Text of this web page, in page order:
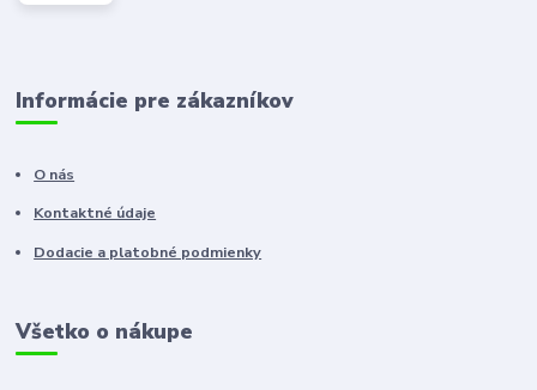
Informácie pre zákazníkov
O nás
Kontaktné údaje
Dodacie a platobné podmienky
Všetko o nákupe